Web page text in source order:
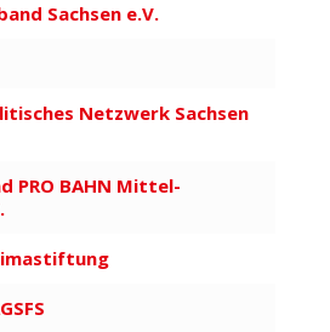
Sachsen e.V.
Netzwerk Sachsen
PRO BAHN Mittel­